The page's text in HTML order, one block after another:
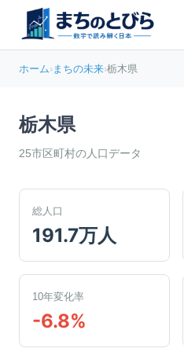
ホーム›まちの未来›栃木県
栃木県
25市区町村の人口データ
総人口
191.7万人
10年変化率
-6.8%